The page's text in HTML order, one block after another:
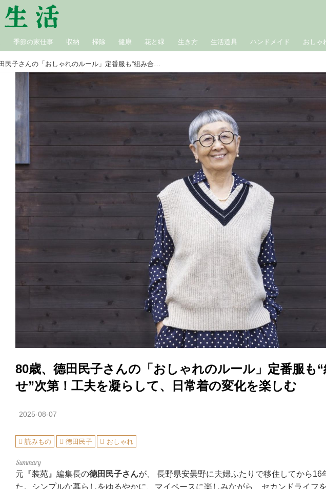
季節の家仕事 収納 掃除 健康 花と緑 生き方 生活道具 ハンドメイド おしゃ
80歳、德田民子さんの「おしゃれのルール」定番服も“組み合わせ”次第！工夫を凝らして、日常着の変化を楽しむ
80歳、德田民子さんの「おしゃれのルール」定番服も
せ”次第！工夫を凝らして、日常着の変化を楽しむ
2025-08-07
読みもの 德田民子 おしゃれ
元『装苑』編集長の德田民子さんが、 長野県安曇野に夫婦ふたりで移住してから16
た。シンプルな暮らしをゆるやかに、マイペースに楽しみながら、セカンドライフ